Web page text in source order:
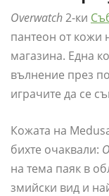
Overwatch2-ки
пантеон от кожи
магазина. Една
вълнение през
играчите да се
Кожата на
бихте очаквали:
на тема паяк в
змийски вид и